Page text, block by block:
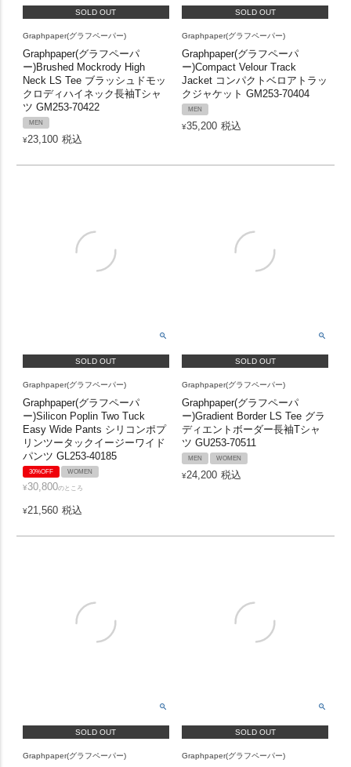
SOLD OUT
Graphpaper(グラフペーパー)
Graphpaper(グラフペーパ
ー)Brushed Mockrody High
Neck LS Tee ブラッシュドモッ
クロディハイネック長袖Tシャ
ツ GM253-70422
MEN
¥23,100 税込
SOLD OUT
Graphpaper(グラフペーパー)
Graphpaper(グラフペーパ
ー)Compact Velour Track
Jacket コンパクトベロアトラッ
クジャケット GM253-70404
MEN
¥35,200 税込
SOLD OUT
Graphpaper(グラフペーパー)
Graphpaper(グラフペーパ
ー)Silicon Poplin Two Tuck
Easy Wide Pants シリコンポプ
リンツータックイージーワイド
パンツ GL253-40185
30%OFF WOMEN
¥30,800のところ
¥21,560 税込
SOLD OUT
Graphpaper(グラフペーパー)
Graphpaper(グラフペーパ
ー)Gradient Border LS Tee グラ
ディエントボーダー長袖Tシャ
ツ GU253-70511
MEN WOMEN
¥24,200 税込
SOLD OUT
Graphpaper(グラフペーパー)
SOLD OUT
Graphpaper(グラフペーパー)